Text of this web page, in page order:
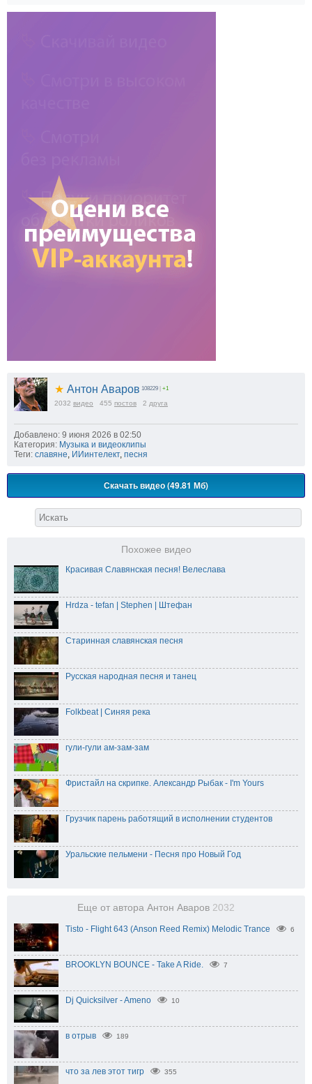
★ Антон Аваров 108229 +1
2032 видео 455 постов 2 друга
Добавлено: 9 июня 2026 в 02:50
Категория: Музыка и видеоклипы
Теги: славяне, ИИинтелект, песня
Скачать видео (49.81 Мб)
Похожее видео
Красивая Славянская песня! Велеслава
Hrdza - tefan | Stephen | Штефан
Старинная славянская песня
Русская народная песня и танец
Folkbeat | Синяя река
гули-гули ам-зам-зам
Фристайл на скрипке. Александр Рыбак - I'm Yours
Грузчик парень работящий в исполнении студентов
Уральские пельмени - Песня про Новый Год
Еще от автора Антон Аваров 2032
Tisto - Flight 643 (Anson Reed Remix) Melodic Trance 6
BROOKLYN BOUNCE - Take A Ride. 7
Dj Quicksilver - Ameno 10
в отрыв 189
что за лев этот тигр 355